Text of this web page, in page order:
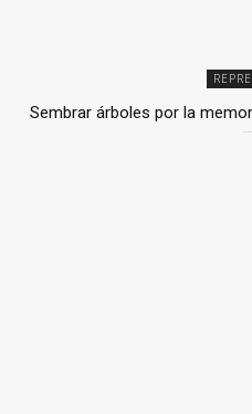
Sembrar árboles por la